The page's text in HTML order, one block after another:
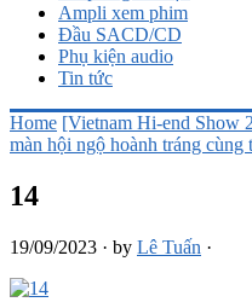
Ampli xem phim
Đầu SACD/CD
Phụ kiện audio
Tin tức
Home [Vietnam Hi-end Show
màn hội ngộ hoành tráng
14
19/09/2023 · by Lê Tuấn ·